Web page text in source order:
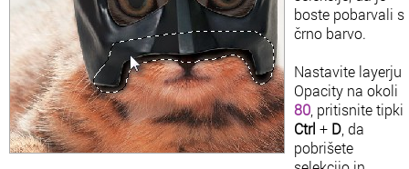
boste pobarvali s
črno barvo.
Nastavite layerju
Opacity na okoli
80 , pritisnite tipki
Ctrl + D , da
pobrišete